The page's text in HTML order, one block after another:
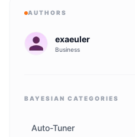
AUTHORS
exaeuler
Business
BAYESIAN CATEGORIES
Auto-Tuner